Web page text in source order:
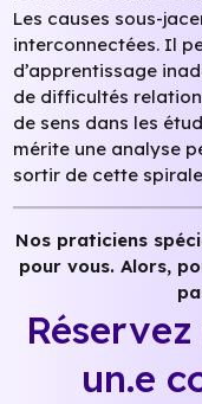
Les causes sous-
interconnectées. Il
d’apprentissage
de difficultés
de sens dans les
mérite une analyse
sortir de cette
Nos praticiens
pour vous. Alors,
un.e